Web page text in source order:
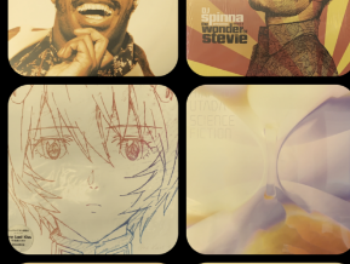
更
新】
2024.10.21
Web
Shop
に
商
品